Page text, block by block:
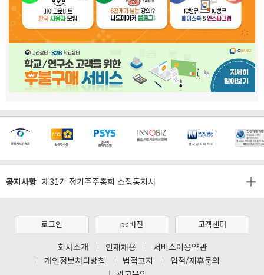
공지사항
[마일리지 적립 및 사용 정책 개편 안내]
[2026년 8월 신용카드 무이자 행사 안내]
[마일리지 적립 및 사용 정책 개편 안내]
제31기 정기주주총회 소집통지서
[마일리지 적립 및 사용 정책 개편 안내]
로그인 pc버전 고객센터
회사소개 인재채용
서비스이용약관
개인정보처리방침
법적고지
입점/제휴문의